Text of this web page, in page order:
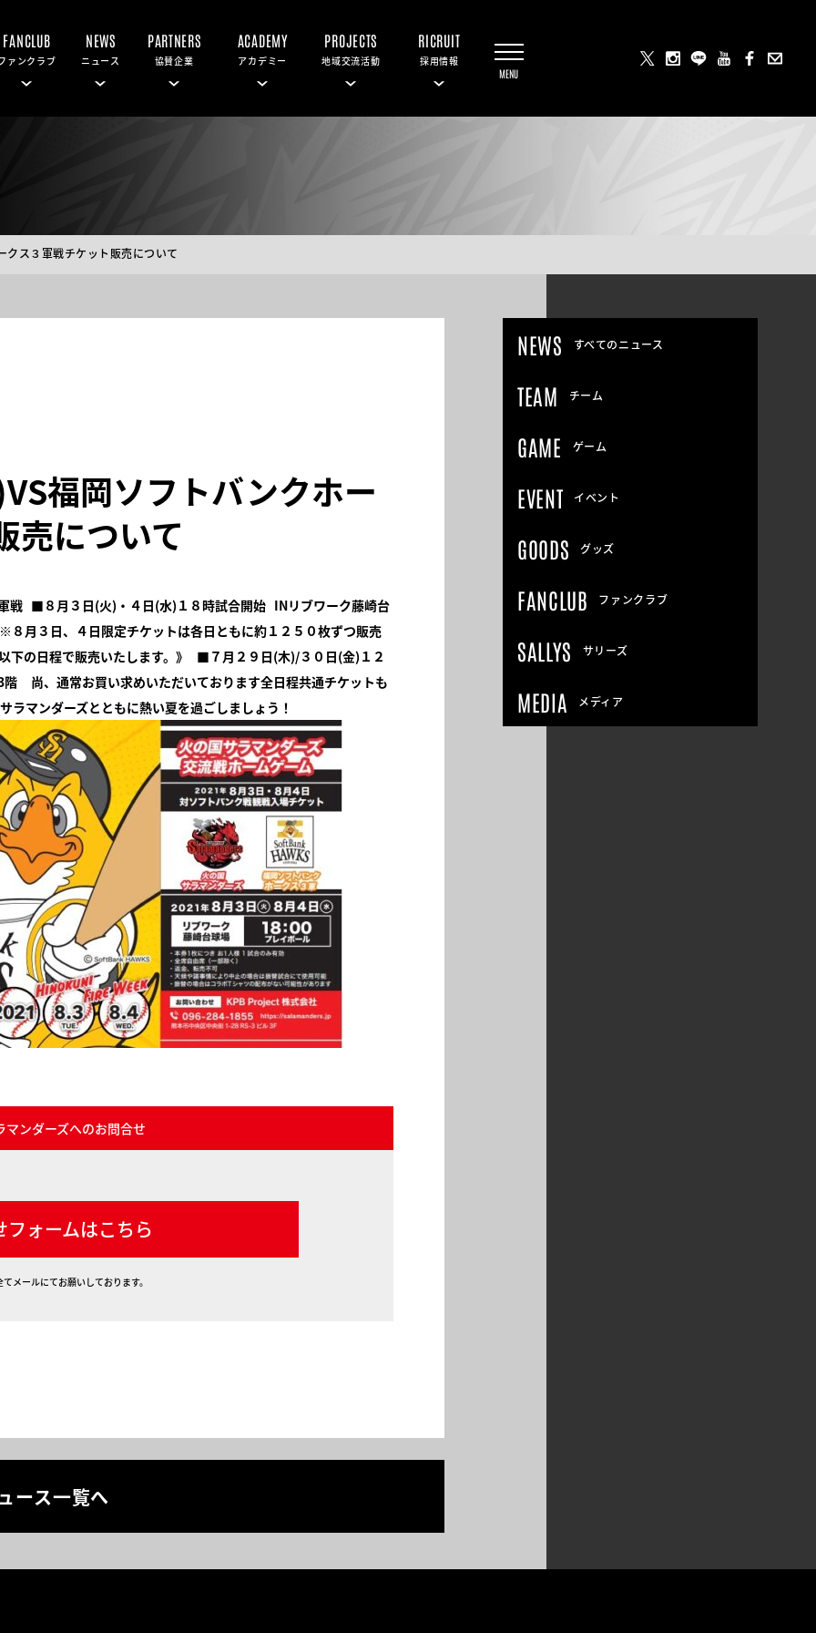
FANCLUB
ァンクラブ
NEWS
ニュース
PARTNERS
協賛企業
ACADEMY
アカデミー
PROJECTS
地域交流活動
RICRUIT
採用情報
ス３軍戦チケット販売について
福岡ソフトバンクホー
売について
戦 ■ ８月３日(火)・４日(水)１８時試合開始 INリブワーク藤崎台
※８月３日、４日限定チケットは各日ともに約１２５０枚ずつ販売
の日程で販売いたします。》
■７月２９日(木)/３０日(金)１２
階
尚、通常お買い求めいただいております全日程共通チケットも
ラマンダーズとともに熱い夏を過ごしましょう！
マンダーズへのお問合せ
フォームはこちら
メールにてお願いしております。
ース一覧へ
NEWS すべてのニュース
TEAM チーム
GAME ゲーム
EVENT イベント
GOODS グッズ
FANCLUB ファンクラブ
SALLYS サリーズ
MEDIA メディア